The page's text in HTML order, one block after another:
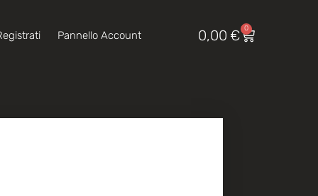
Pannello Account 0,00 € 0